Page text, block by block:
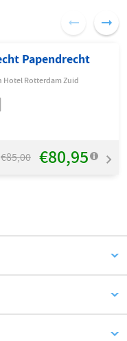
Papendrecht
Hotel Rotterdam Zuid
€85,00 €80,95